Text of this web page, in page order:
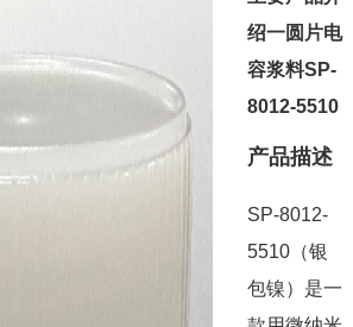
绍一圆片电
容浆料SP-
8012-5510
产品描述
SP-8012-
5510（银
包镍）是一